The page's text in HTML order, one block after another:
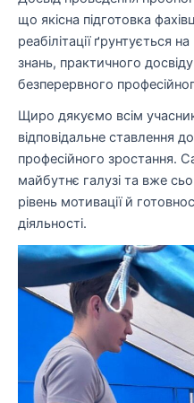
що якісна підготовка
реабілітації ґрунтується
знань, практичного
безперервного
Щиро дякуємо всім
відповідальне ставлення
професійного зростання.
майбутнє галузі та вже
рівень мотивації й
діяльності.